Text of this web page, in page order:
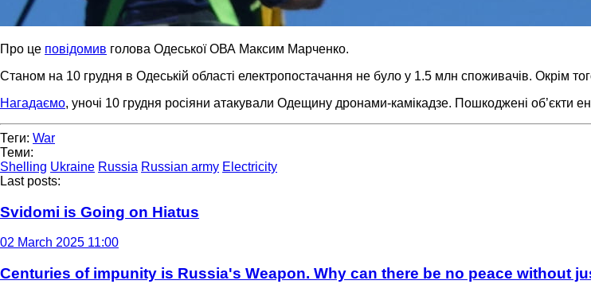
Про це повідомив голова Одеської ОВА Максим Марченко.
Станом на 10 грудня в Одеській області електропостачання не було у 1.5 млн споживачів. Окрім
Нагадаємо, уночі 10 грудня росіяни атакували Одещину дронами-камікадзе. Пошкоджені об’єкти
Теги: War
Теми:
Shelling Ukraine Russia Russian army Electricity
Last posts:
Svidomi is Going on Hiatus
02 March 2025 11:00
Centuries of impunity is Russia's Weapon. Why can there be no peace without